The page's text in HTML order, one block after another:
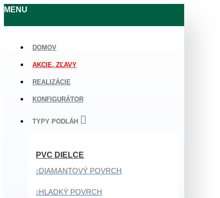
MENU
DOMOV
AKCIE, ZĽAVY
REALIZÁCIE
KONFIGURÁTOR
TYPY PODLÁH
PVC DIELCE
DIAMANTOVÝ POVRCH
HLADKÝ POVRCH